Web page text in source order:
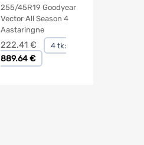
255/45R19 Goodyear
Vector All Season 4
Aastaringne
222.41 € 4 tk:
889.64 €